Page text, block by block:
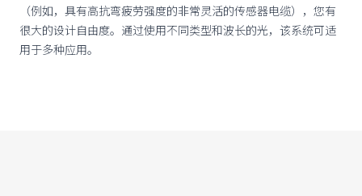
（例如，具有高抗弯疲劳强度的非常灵活的传感器电缆），您有
很大的设计自由度。通过使用不同类型和波长的光，该系统可适
用于多种应用。